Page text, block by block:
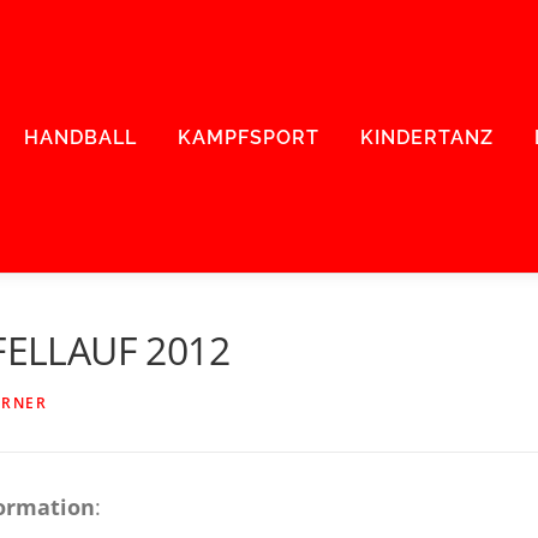
HANDBALL KAMPFSPORT KINDERTANZ
2012
: